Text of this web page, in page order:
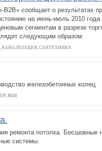
B2B» сообщает о результатах
на июнь-июль 2010 года
сегментам в разрезе
следующим образом:
КАНАЛИЗАЦИЯ, САНТЕХНИКА
железобетонных колец.
ЖБИ
ремонта потолка. Бесшовные
системы.